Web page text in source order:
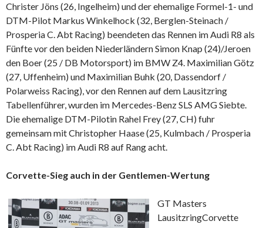
Christer Jöns (26, Ingelheim) und der ehemalige Formel-1- und
DTM-Pilot Markus Winkelhock (32, Berglen-Steinach /
Prosperia C. Abt Racing) beendeten das Rennen im Audi R8 als
Fünfte vor den beiden Niederländern Simon Knap (24)/Jeroen
den Boer (25 / DB Motorsport) im BMW Z4. Maximilian Götz
(27, Uffenheim) und Maximilian Buhk (20, Dassendorf /
Polarweiss Racing), vor den Rennen auf dem Lausitzring
Tabellenführer, wurden im Mercedes-Benz SLS AMG Siebte.
Die ehemalige DTM-Pilotin Rahel Frey (27, CH) fuhr
gemeinsam mit Christopher Haase (25, Kulmbach / Prosperia
C. Abt Racing) im Audi R8 auf Rang acht.
Corvette-Sieg auch in der Gentlemen-Wertung
GT Masters
LausitzringCorvette